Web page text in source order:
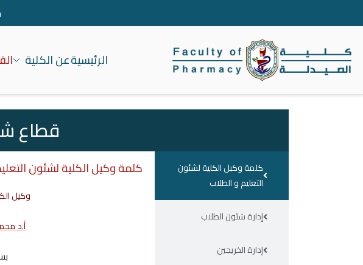
الرئيسيةعن الكلية
قطاع
كلمة وكبل الكلية لشئون
التعليم و الطلاب
إدارة شئون الطلاب
إدارة الخريجين
كلمة وكيل الكلية لشئون
وكيل
أ.د